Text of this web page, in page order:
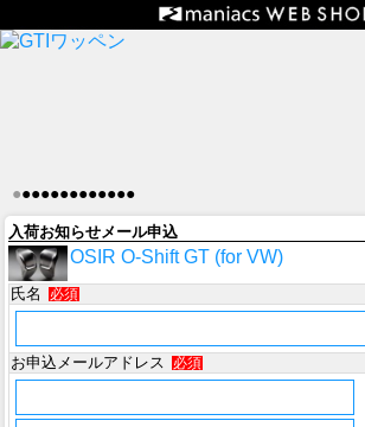
●●●●●●●●●●●●●
入荷お知らせメール申込
OSIR O-Shift GT (for VW)
氏名 必須
お申込メールアドレス 必須